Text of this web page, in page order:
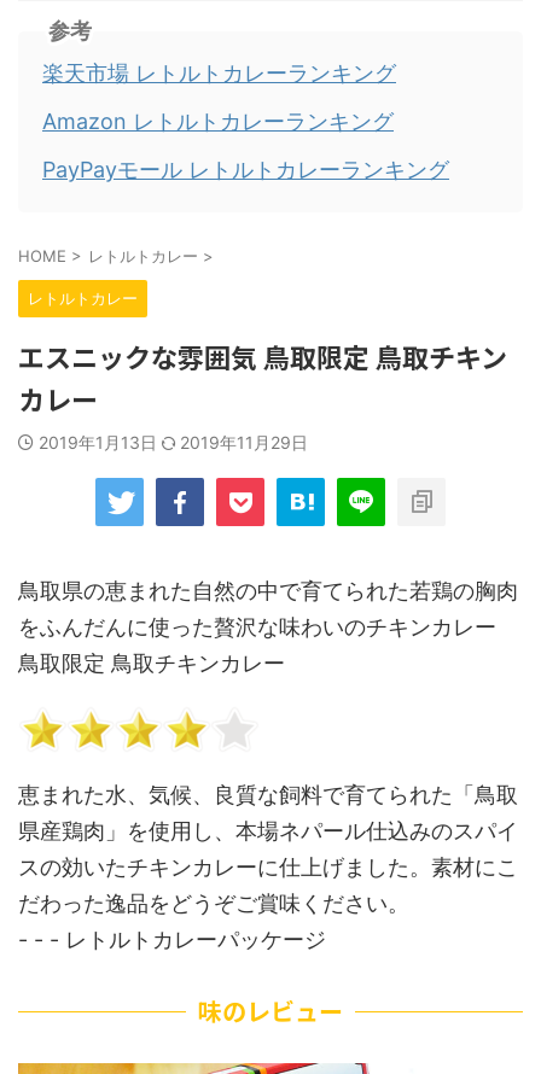
参考
楽天市場 レトルトカレーランキング
Amazon レトルトカレーランキング
PayPayモール レトルトカレーランキング
HOME > レトルトカレー >
レトルトカレー
エスニックな雰囲気 鳥取限定 鳥取チキン
カレー
2019年1月13日 2019年11月29日
鳥取県の恵まれた自然の中で育てられた若鶏の胸肉
をふんだんに使った贅沢な味わいのチキンカレー
鳥取限定 鳥取チキンカレー
恵まれた水、気候、良質な飼料で育てられた「鳥取
県産鶏肉」を使用し、本場ネパール仕込みのスパイ
スの効いたチキンカレーに仕上げました。素材にこ
だわった逸品をどうぞご賞味ください。
- - - レトルトカレーパッケージ
味のレビュー